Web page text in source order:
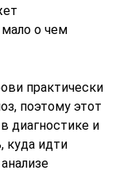
о чем
практически
поэтому этот
диагностике и
куда идти